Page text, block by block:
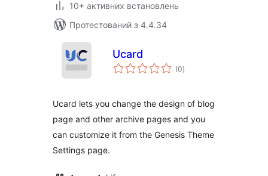
10+ активних встановлень
Протестований з 4.4.34
Ucard
(0загальний
рейтинг
)
Ucard lets you change the design of blog
page and other archive pages and you
can customize it from the Genesis Theme
Settings page.